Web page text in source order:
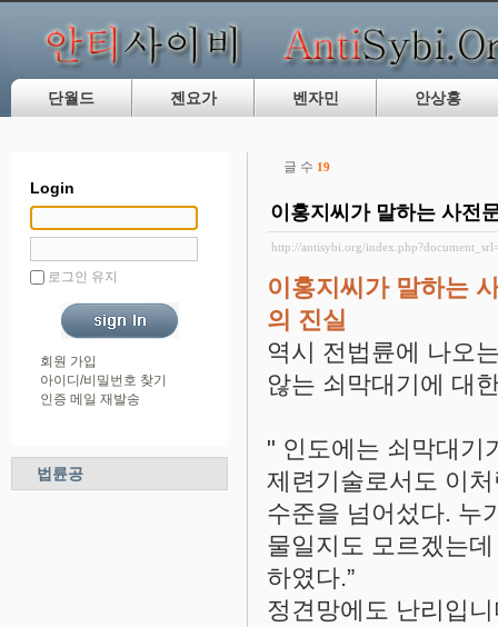
단월드 젠요가 벤자민 안상홍
Login
로그인 유지
회원 가입
아이디/비밀번호 찾기
인증 메일 재발송
법륜공
글 수 19
이홍지씨가 말하는 사전
http://antisybi.org/
이홍지씨가 말하는
의 진실
역시 전법륜에 나오
않는 쇠막대기에 대
" 인도에는 쇠막대기
제련기술로서도 이
수준을 넘어섰다. 누
물일지도 모르겠는
하였다.”
정견망에도 난리입